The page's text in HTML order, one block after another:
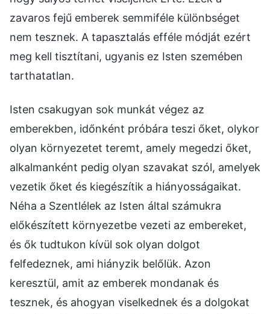
zavaros fejű emberek semmiféle különbséget
nem tesznek. A tapasztalás efféle módját ezért
meg kell tisztítani, ugyanis ez Isten szemében
tarthatatlan.
Isten csakugyan sok munkát végez az
emberekben, időnként próbára teszi őket, olykor
olyan környezetet teremt, amely megedzi őket,
alkalmanként pedig olyan szavakat szól, amelyek
vezetik őket és kiegészítik a hiányosságaikat.
Néha a Szentlélek az Isten által számukra
előkészített környezetbe vezeti az embereket,
és ők tudtukon kívül sok olyan dolgot
felfedeznek, ami hiányzik belőlük. Azon
keresztül, amit az emberek mondanak és
tesznek, és ahogyan viselkednek és a dolgokat